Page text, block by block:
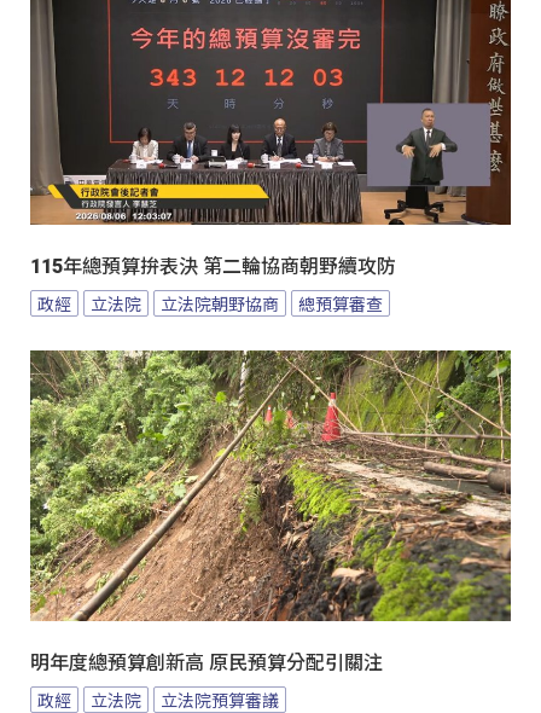
115年總預算拚表決 第二輪協商朝野續攻防
政經 立法院 立法院朝野協商 總預算審查
明年度總預算創新高 原民預算分配引關注
政經 立法院 立法院預算審議